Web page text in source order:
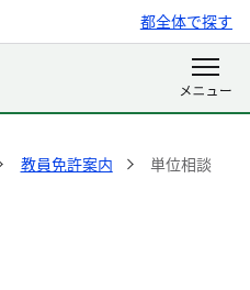
都全体で探す
教員免許案内 単位相談